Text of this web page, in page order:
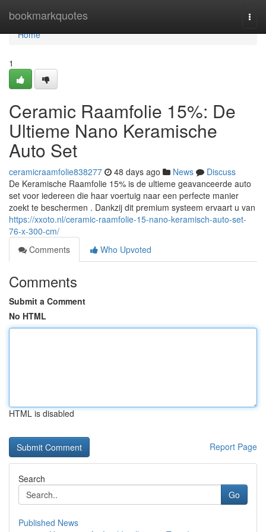
bookmarkquotes
Home
Home
1
Ceramic Raamfolie 15%: De
Ultieme Nano Keramische
Auto Set
ceramicraamfolie838277 48 days ago News
Discuss
De Keramische Raamfolie 15% is de ultieme geavanceerde auto
set voor iedereen die haar voertuig naar een perfecte manier
zoekt te beschermen . Dankzij dit premium systeem ervaart u van
https://xxoto.nl/ceramic-raamfolie-15-nano-keramisch-auto-set-
76-x-300-cm/
Comments
Who Upvoted
Comments
Submit a Comment
No HTML
HTML is disabled
Report Page
Search
Go
Published News